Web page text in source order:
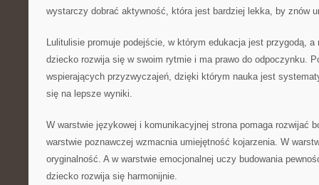
wystarczy dobrać aktywność, która jest bardziej lekka, by znów
Lulitulisie promuje podejście, w którym edukacja jest przygodą, a
dziecko rozwija się w swoim rytmie i ma prawo do odpoczynku.
wspierających przyzwyczajeń, dzięki którym nauka jest
się na lepsze wyniki.
W warstwie językowej i komunikacyjnej strona pomaga rozwijać
warstwie poznawczej wzmacnia umiejętność kojarzenia. W
oryginalność. A w warstwie emocjonalnej uczy budowania
dziecko rozwija się harmonijnie.